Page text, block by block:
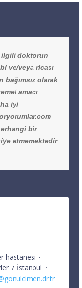
ilgili doktorun
ve/veya ricası
bağımsız olarak
amacı
iyi
bir
etmemektedir
hastanesi ·
/ İstanbul ·